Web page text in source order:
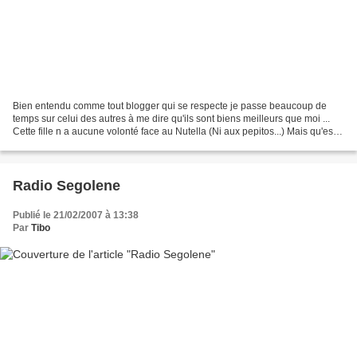
Bien entendu comme tout blogger qui se respecte je passe beaucoup de
temps sur celui des autres à me dire qu'ils sont biens meilleurs que moi ...
Cette fille n a aucune volonté face au Nutella (Ni aux pepitos...) Mais qu'est
Radio Segolene
Publié le 21/02/2007 à 13:38
Par Tibo